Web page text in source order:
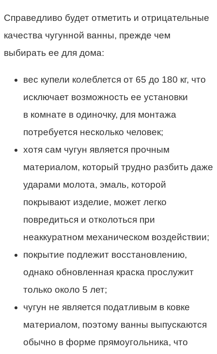
Справедливо будет отметить и отрицательные
качества чугунной ванны, прежде чем
выбирать ее для дома:
вес купели колеблется от 65 до 180 кг, что
исключает возможность ее установки
в комнате в одиночку, для монтажа
потребуется несколько человек;
хотя сам чугун является прочным
материалом, который трудно разбить даже
ударами молота, эмаль, которой
покрывают изделие, может легко
повредиться и отколоться при
неаккуратном механическом воздействии;
покрытие подлежит восстановлению,
однако обновленная краска прослужит
только около 5 лет;
чугун не является податливым в ковке
материалом, поэтому ванны выпускаются
обычно в форме прямоугольника, что